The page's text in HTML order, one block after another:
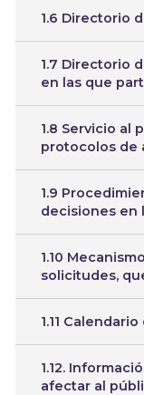
1.6 Directorio
1.7 Directorio
en las que
1.8 Servicio al
protocolos de
1.9
decisiones en
1.10
solicitudes,
1.11
1.12.
afectar al